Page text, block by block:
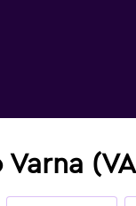
Varna